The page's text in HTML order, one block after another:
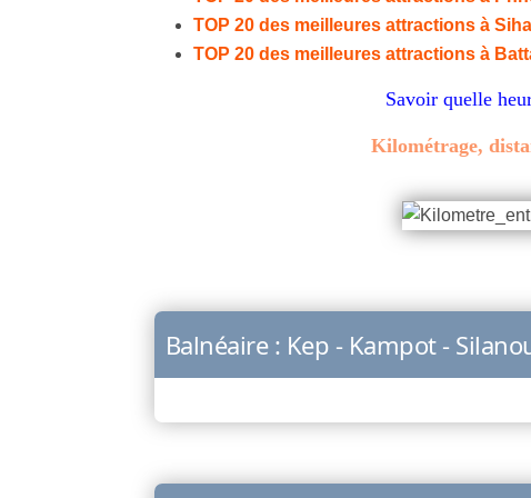
TOP 20 des meilleures attractions à
TOP 20 des meilleures attractions à
Savoir quelle
Kilométrage,
Balnéaire : Kep - Kampot -